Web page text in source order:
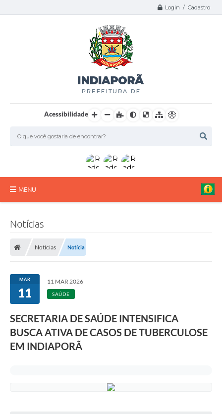
Login / Cadastro
Acessibilidade
MENU
Secretarias
LICITAÇÕES
APP E-MUNICIPIO
Expediente
Notícias
Notícias Notícia
MAR
11
11 MAR 2026
SAÚDE
SECRETARIA DE SAÚDE INTENSIFICA
BUSCA ATIVA DE CASOS DE TUBERCULOSE
EM INDIAPORÃ